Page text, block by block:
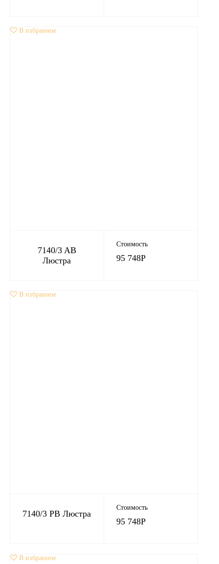
В избранное
7140/3 AB
Люстра
Стоимость
95 748Р
В избранное
7140/3 PB Люстра
Стоимость
95 748Р
В избранное